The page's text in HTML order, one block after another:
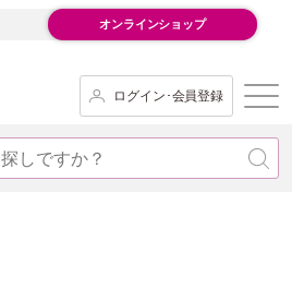
オンラインショップ
ログイン･会員登録